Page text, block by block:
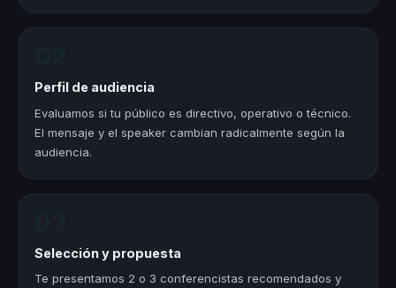
Perfil de audiencia
Evaluamos si tu público es directivo, operativo o técnico.
El mensaje y el speaker cambian radicalmente según la
audiencia.
Selección y propuesta
Te presentamos 2 o 3 conferencistas recomendados y